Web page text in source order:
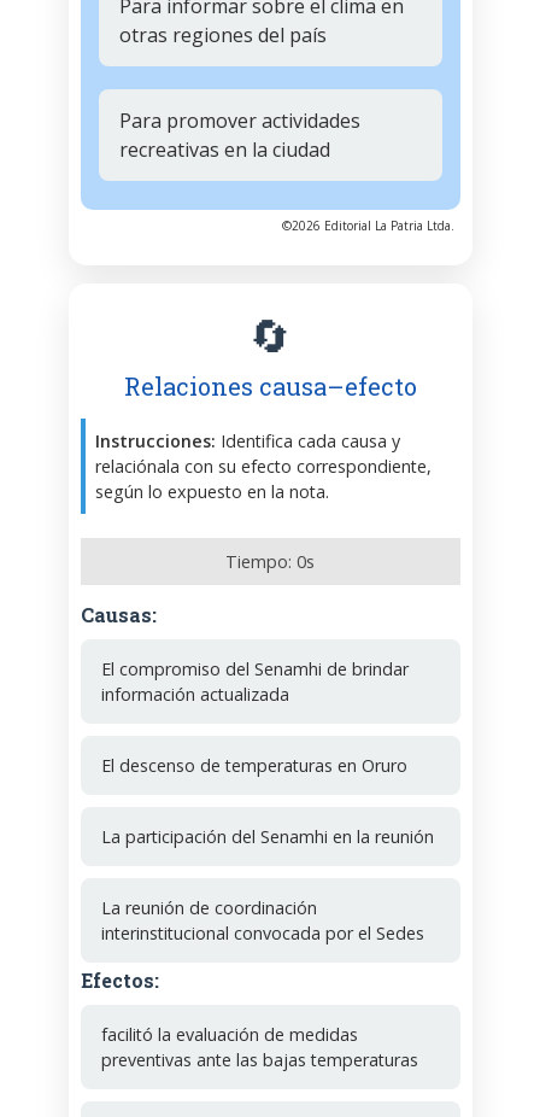
Para informar sobre el clima en
otras regiones del país
Para promover actividades
recreativas en la ciudad
©2026 Editorial La Patria Ltda.
🔄
Relaciones causa–efecto
Instrucciones: Identifica cada causa y
relaciónala con su efecto correspondiente,
según lo expuesto en la nota.
Tiempo: 0s
Causas:
El compromiso del Senamhi de brindar
información actualizada
El descenso de temperaturas en Oruro
La participación del Senamhi en la reunión
La reunión de coordinación
interinstitucional convocada por el Sedes
Efectos:
facilitó la evaluación de medidas
preventivas ante las bajas temperaturas